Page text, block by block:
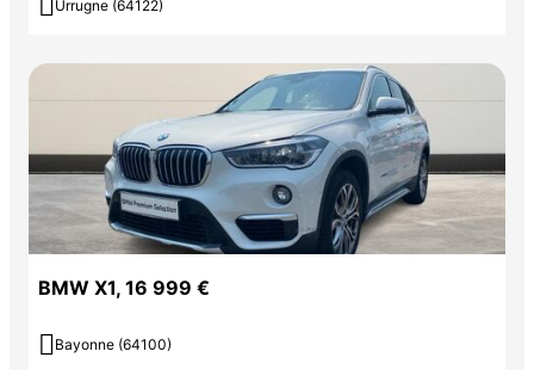
 Urrugne (64122)
BMW X1, 16 999 €
 Bayonne (64100)